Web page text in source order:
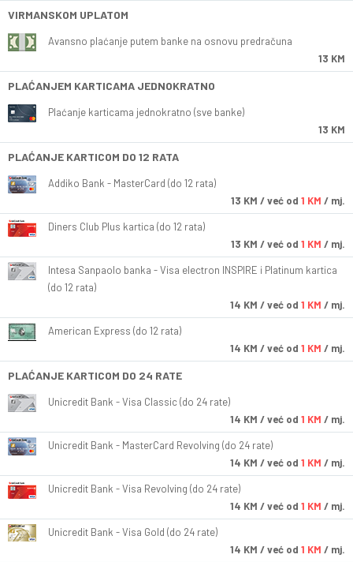
VIRMANSKOM UPLATOM
Avansno plaćanje putem banke na osnovu predračuna
13 KM
PLAĆANJEM KARTICAMA JEDNOKRATNO
Plaćanje karticama jednokratno (sve banke)
13 KM
PLAĆANJE KARTICOM DO 12 RATA
Addiko Bank - MasterCard (do 12 rata)
13 KM / već od 1 KM / mj.
Diners Club Plus kartica (do 12 rata)
13 KM / već od 1 KM / mj.
Intesa Sanpaolo banka - Visa electron INSPIRE i Platinum kartica
(do 12 rata)
14 KM / već od 1 KM / mj.
American Express (do 12 rata)
14 KM / već od 1 KM / mj.
PLAĆANJE KARTICOM DO 24 RATE
Unicredit Bank - Visa Classic (do 24 rate)
14 KM / već od 1 KM / mj.
Unicredit Bank - MasterCard Revolving (do 24 rate)
14 KM / već od 1 KM / mj.
Unicredit Bank - Visa Revolving (do 24 rate)
14 KM / već od 1 KM / mj.
Unicredit Bank - Visa Gold (do 24 rate)
14 KM / već od 1 KM / mj.